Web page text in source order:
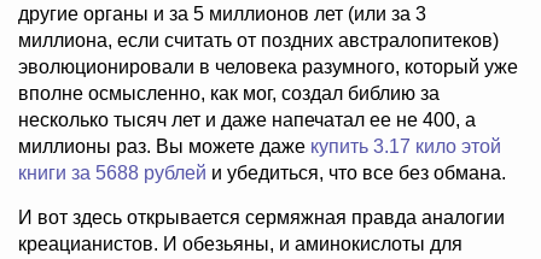
другие органы и за 5 миллионов лет (или за 3
миллиона, если считать от поздних австралопитеков)
эволюционировали в человека разумного, который уже
вполне осмысленно, как мог, создал библию за
несколько тысяч лет и даже напечатал ее не 400, а
миллионы раз. Вы можете даже купить 3.17 кило этой
книги за 5688 рублей и убедиться, что все без обмана.
И вот здесь открывается сермяжная правда аналогии
креацианистов. И обезьяны, и аминокислоты для